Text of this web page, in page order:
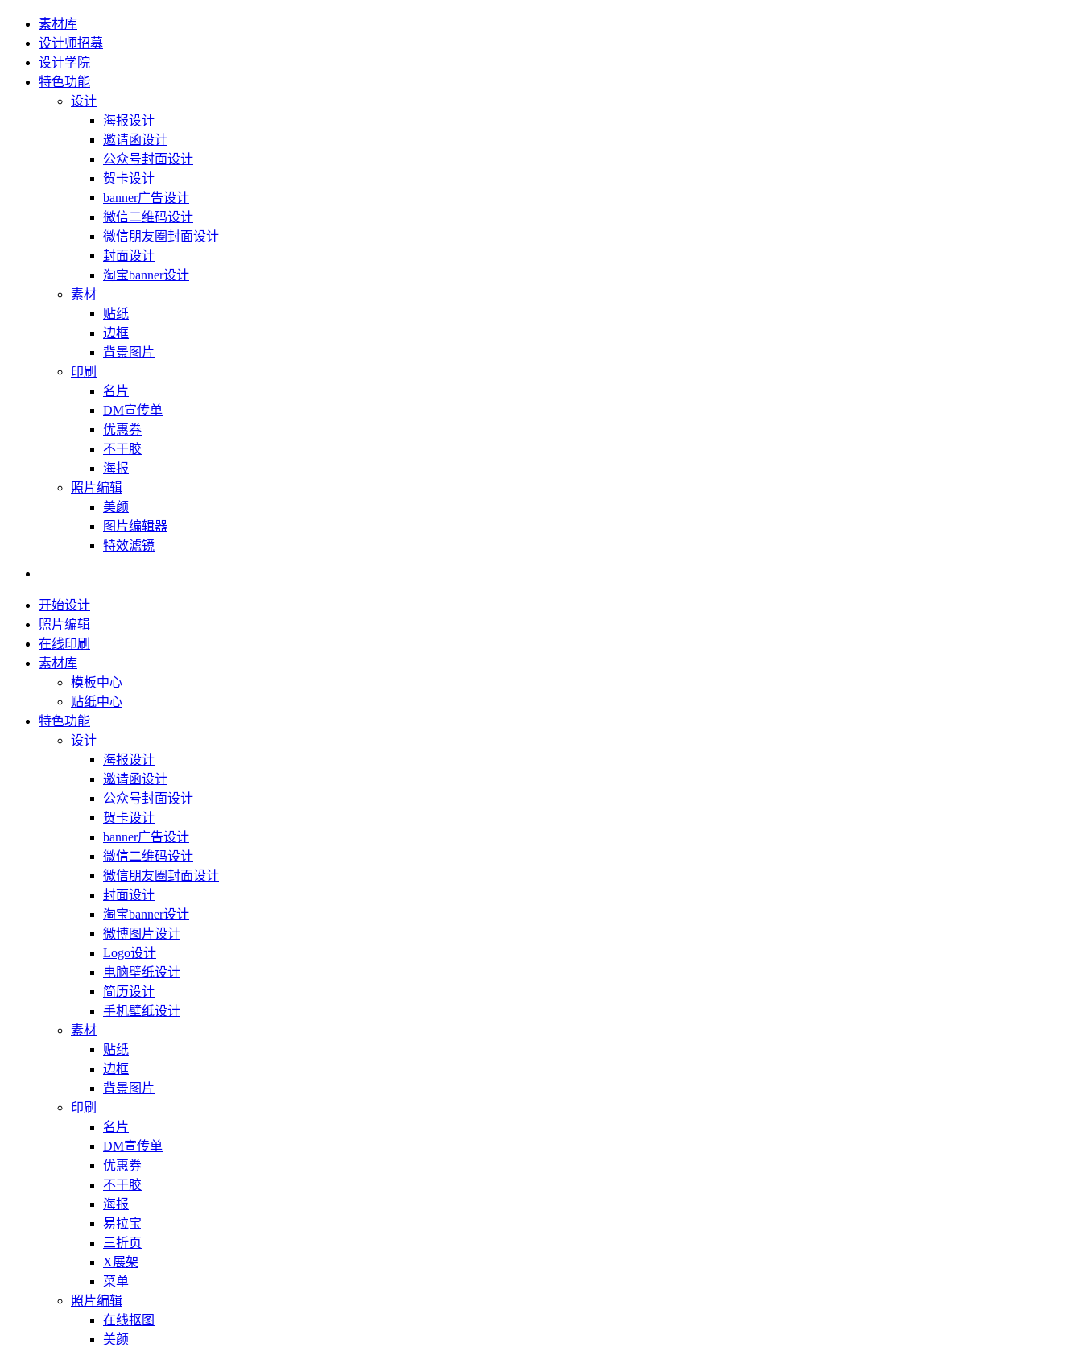
素材库
设计师招募
设计学院
特色功能
设计
海报设计
邀请函设计
公众号封面设计
贺卡设计
banner广告设计
微信二维码设计
微信朋友圈封面设计
封面设计
淘宝banner设计
素材
贴纸
边框
背景图片
印刷
名片
DM宣传单
优惠券
不干胶
海报
照片编辑
美颜
图片编辑器
特效滤镜
开始设计
照片编辑
在线印刷
素材库
模板中心
贴纸中心
特色功能
设计
海报设计
邀请函设计
公众号封面设计
贺卡设计
banner广告设计
微信二维码设计
微信朋友圈封面设计
封面设计
淘宝banner设计
微博图片设计
Logo设计
电脑壁纸设计
简历设计
手机壁纸设计
素材
贴纸
边框
背景图片
印刷
名片
DM宣传单
优惠券
不干胶
海报
易拉宝
三折页
X展架
菜单
照片编辑
在线抠图
美颜